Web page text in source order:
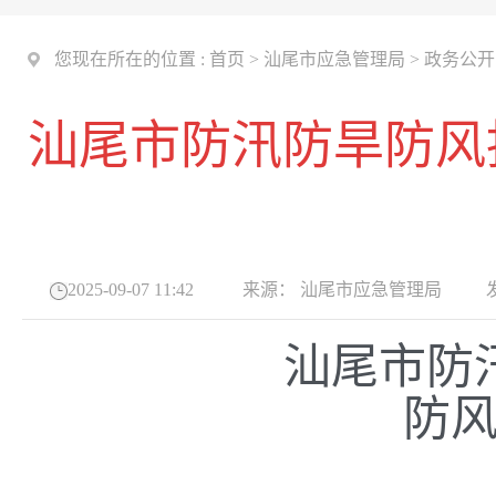
您现在所在的位置 : 首页 > 汕尾市应急管理局 > 政务公开
汕尾市防汛防旱防
2025-09-07 11:42 来源： 汕尾市应急管理局 发
汕尾市防
防